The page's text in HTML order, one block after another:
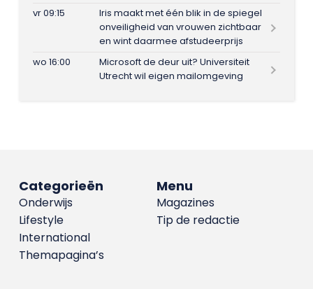
vr 09:15
Iris maakt met één blik in de spiegel
onveiligheid van vrouwen zichtbaar
en wint daarmee afstudeerprijs
wo 16:00
Microsoft de deur uit? Universiteit
Utrecht wil eigen mailomgeving
Menu
Magazines
Tip de redactie
Categorieën
Onderwijs
Lifestyle
International
Themapagina’s